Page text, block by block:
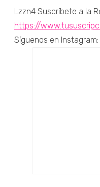
Lzzn4 Suscríbete a la
https://
Síguenos en Instagram: